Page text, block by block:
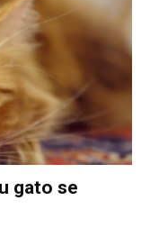
gato se